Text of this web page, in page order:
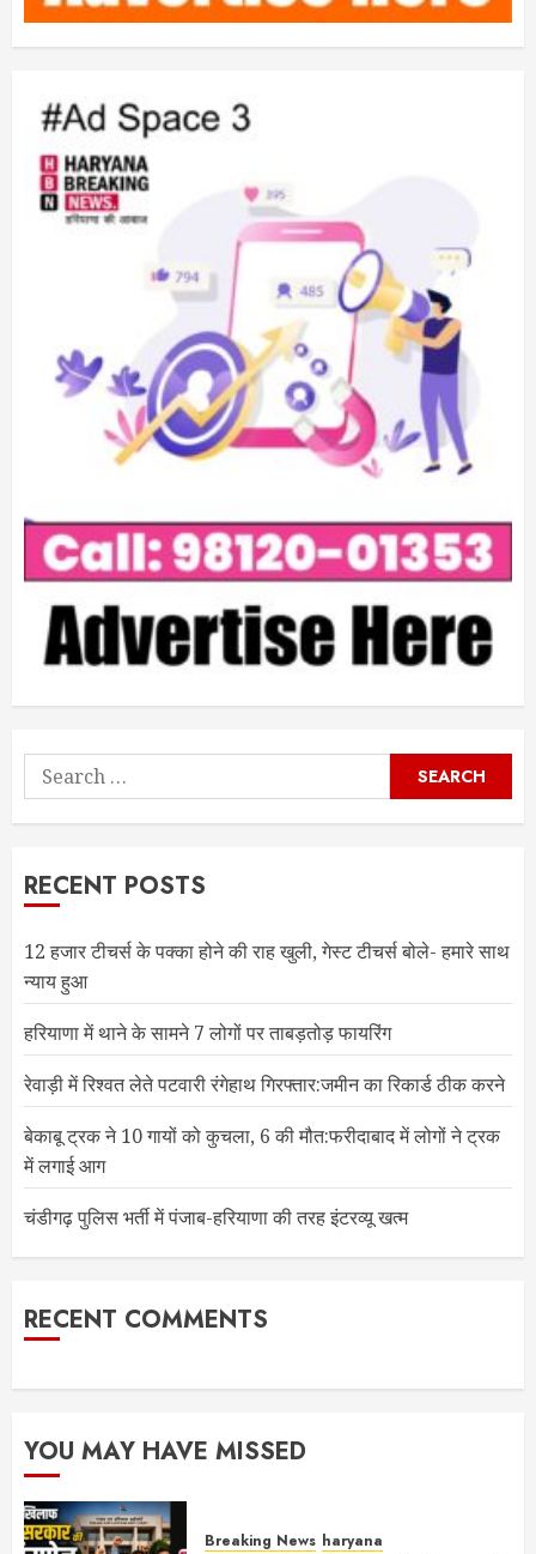
Search
for:
RECENT POSTS
12 हजार टीचर्स के पक्का होने की राह खुली, गेस्ट टीचर्स बोले- हमारे साथ
न्याय हुआ
हरियाणा में थाने के सामने 7 लोगों पर ताबड़तोड़ फायरिंग
रेवाड़ी में रिश्वत लेते पटवारी रंगेहाथ गिरफ्तार:जमीन का रिकार्ड ठीक करने
बेकाबू ट्रक ने 10 गायों को कुचला, 6 की मौत:फरीदाबाद में लोगों ने ट्रक
में लगाई आग
चंडीगढ़ पुलिस भर्ती में पंजाब-हरियाणा की तरह इंटरव्यू खत्म
RECENT COMMENTS
YOU MAY HAVE MISSED
Breaking News haryana